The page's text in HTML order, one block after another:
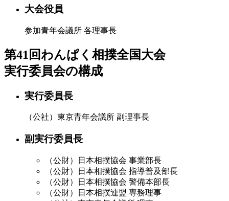
大会役員
参加青年会議所 各理事長
第41回わんぱく相撲全国大会
実行委員会の構成
実行委員長
（公社）東京青年会議所 副理事長
副実行委員長
（公財）日本相撲協会 事業部長
（公財）日本相撲協会 指導普及部長
（公財）日本相撲協会 警備本部長
（公財）日本相撲連盟 専務理事